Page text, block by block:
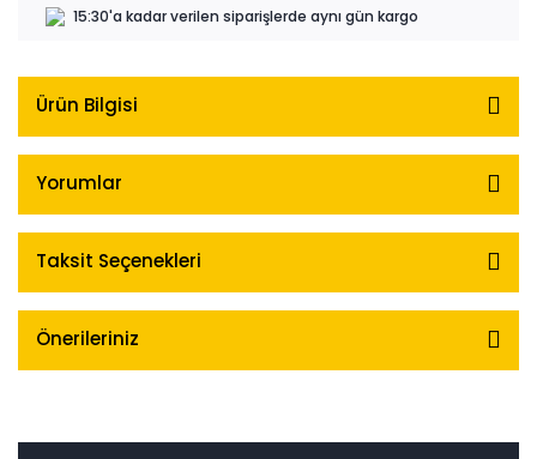
15:30'a kadar verilen siparişlerde aynı gün kargo
Ürün Bilgisi
Yorumlar
Taksit Seçenekleri
Önerileriniz